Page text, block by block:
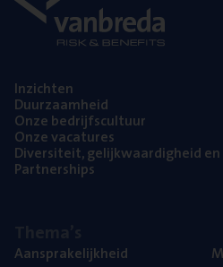
Inzich­ten
Duur­zaam­heid
Onze bedrijfs­cul­tuur
Onze vaca­tu­res
Diver­si­teit, gelijk­waar­dig­heid en
Part­ner­ships
Aan­spra­ke­lijk­heid